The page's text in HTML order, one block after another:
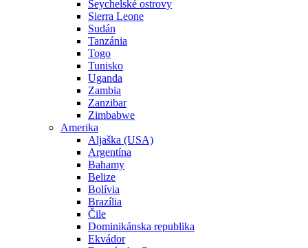
Seychelské ostrovy
Sierra Leone
Sudán
Tanzánia
Togo
Tunisko
Uganda
Zambia
Zanzibar
Zimbabwe
Amerika
Aljaška (USA)
Argentína
Bahamy
Belize
Bolívia
Brazília
Čile
Dominikánska republika
Ekvádor